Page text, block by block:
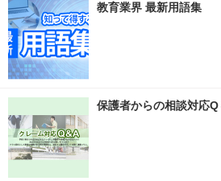
教育業界 最新用語集
保護者からの相談対応Q